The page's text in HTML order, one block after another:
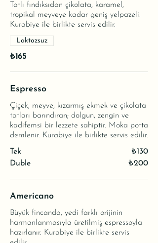
Tatlı fındıksıdan çikolata, karamel,
tropikal meyveye kadar geniş yelpazeli.
Kurabiye ile birlikte servis edilir.
₺165
Laktozsuz
Espresso
Çiçek, meyve, kızarmış ekmek ve çikolata
tatları barındıran; dolgun, zengin ve
kadifemsi bir lezzete sahiptir. Moka potta
demlenir. Kurabiye ile birlikte servis edilir.
Tek
₺130
Duble
₺200
Americano
Büyük fincanda, yedi farklı orijinin
harmanlanmasıyla üretilmiş espressoyla
hazırlanır. Kurabiye ile birlikte servis